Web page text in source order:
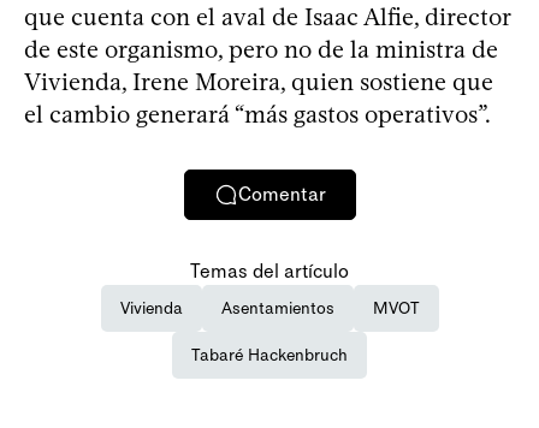
que cuenta con el aval de Isaac Alfie, director
de este organismo, pero no de la ministra de
Vivienda, Irene Moreira, quien sostiene que
el cambio generará “más gastos operativos”.
Comentar
Temas del artículo
Vivienda Asentamientos MVOT
Tabaré Hackenbruch